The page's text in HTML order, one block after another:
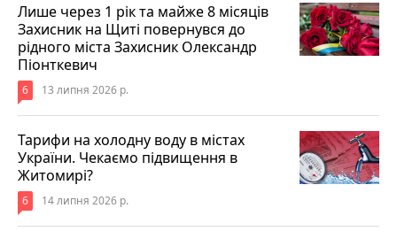
Лише через 1 рік та майже 8 місяців
Захисник на Щиті повернувся до
рідного міста Захисник Олександр
Піонткевич
6 13 липня 2026 р.
Тарифи на холодну воду в містах
України. Чекаємо підвищення в
Житомирі?
6 14 липня 2026 р.